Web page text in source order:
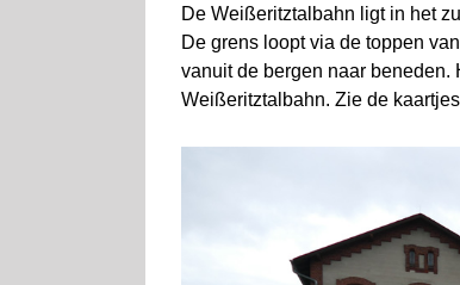
De Weißeritztalbahn ligt in het
De grens loopt via de toppen
vanuit de bergen naar
Weißeritztalbahn. Zie de